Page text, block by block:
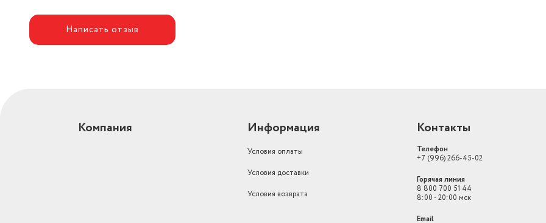
Написать отзыв
Компания Информация
Условия оплаты
Условия доставки
Условия возврата
Контакты
Телефон
+7 (996) 266-45-02
Горячая линия
8 800 700 51 44
8:00 - 20:00 мск
Email